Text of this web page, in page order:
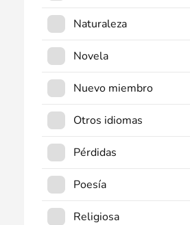
Naturaleza
Novela
Nuevo miembro
Otros idiomas
Pérdidas
Poesía
Religiosa